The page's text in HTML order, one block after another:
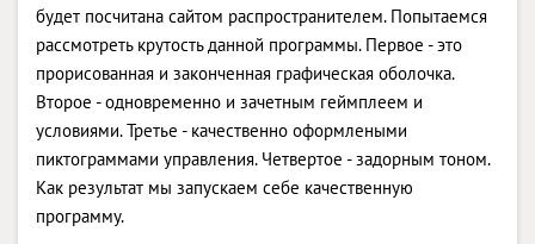
будет посчитана сайтом распространителем. Попытаемся
рассмотреть крутость данной программы. Первое - это
прорисованная и законченная графическая оболочка.
Второе - одновременно и зачетным геймплеем и
условиями. Третье - качественно оформлеными
пиктограммами управления. Четвертое - задорным тоном.
Как результат мы запускаем себе качественную
программу.